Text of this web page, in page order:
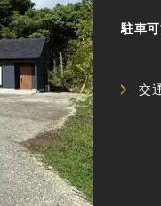
駐車
交